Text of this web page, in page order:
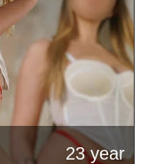
23 year